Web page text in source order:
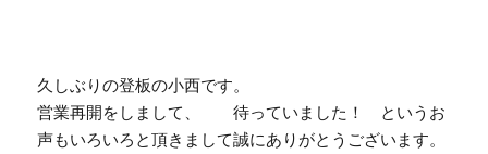
久しぶりの登板の小西です。
営業再開をしまして、 待っていました！ というお
声もいろいろと頂きまして誠にありがとうございます。